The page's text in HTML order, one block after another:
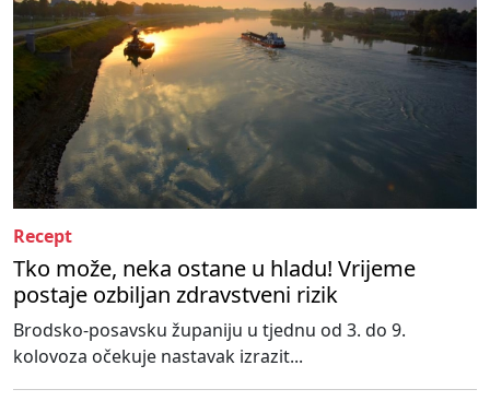
Recept
Tko može, neka ostane u hladu! Vrijeme
postaje ozbiljan zdravstveni rizik
Brodsko-posavsku županiju u tjednu od 3. do 9.
kolovoza očekuje nastavak izrazit...